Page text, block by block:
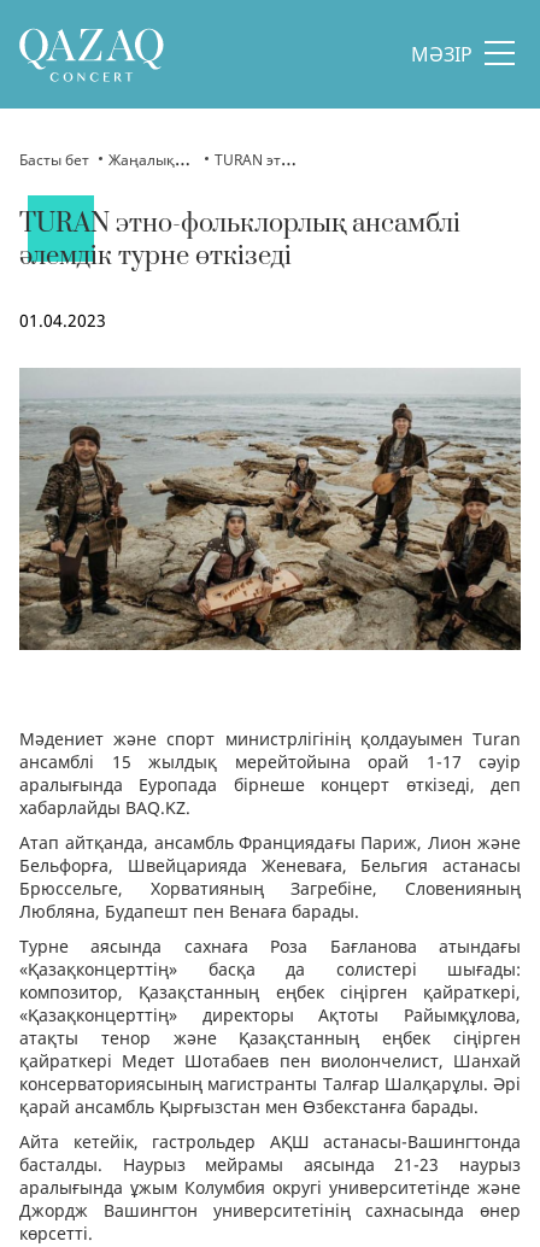
МӘЗІР
Басты бет Жаңалықтар TURAN этно-фольклорлық ансамблі әлемдік турне өткізеді
TURAN этно-фольклорлық ансамблі
әлемдік турне өткізеді
01.04.2023
Мәдениет және спорт министрлігінің қолдауымен Turan
ансамблі 15 жылдық мерейтойына орай 1-17 сәуір
аралығында Еуропада бірнеше концерт өткізеді, деп
хабарлайды BAQ.KZ.
Атап айтқанда, ансамбль Франциядағы Париж, Лион және
Бельфорға, Швейцарияда Женеваға, Бельгия астанасы
Брюссельге, Хорватияның Загребіне, Словенияның
Любляна, Будапешт пен Венаға барады.
Турне аясында сахнаға Роза Бағланова атындағы
«Қазақконцерттің» басқа да солистері шығады:
композитор, Қазақстанның еңбек сіңірген қайраткері,
«Қазақконцерттің» директоры Ақтоты Райымқұлова,
атақты тенор және Қазақстанның еңбек сіңірген
қайраткері Медет Шотабаев пен виолончелист, Шанхай
консерваториясының магистранты Талғар Шалқарұлы. Әрі
қарай ансамбль Қырғызстан мен Өзбекстанға барады.
Айта кетейік, гастрольдер АҚШ астанасы-Вашингтонда
басталды. Наурыз мейрамы аясында 21-23 наурыз
аралығында ұжым Колумбия округі университетінде және
Джордж Вашингтон университетінің сахнасында өнер
көрсетті.